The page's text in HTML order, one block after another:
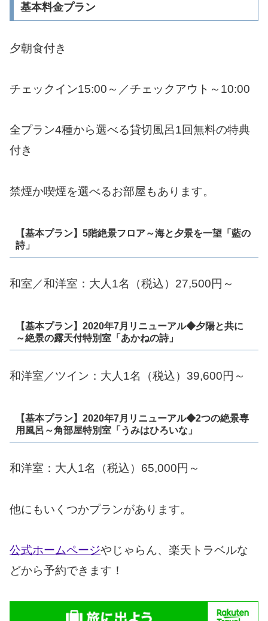
基本料金プラン
夕朝食付き
チェックイン15:00～／チェックアウト～10:00
全プラン4種から選べる貸切風呂1回無料の特典
付き
禁煙か喫煙を選べるお部屋もあります。
【基本プラン】5階絶景フロア～海と夕景を一望「藍の
詩」
和室／和洋室：大人1名（税込）27,500円～
【基本プラン】2020年7月リニューアル◆夕陽と共に
～絶景の露天付特別室「あかねの詩」
和洋室／ツイン：大人1名（税込）39,600円～
【基本プラン】2020年7月リニューアル◆2つの絶景専
用風呂～角部屋特別室「うみはひろいな」
和洋室：大人1名（税込）65,000円～
他にもいくつかプランがあります。
公式ホームページやじゃらん、楽天トラベルな
どから予約できます！